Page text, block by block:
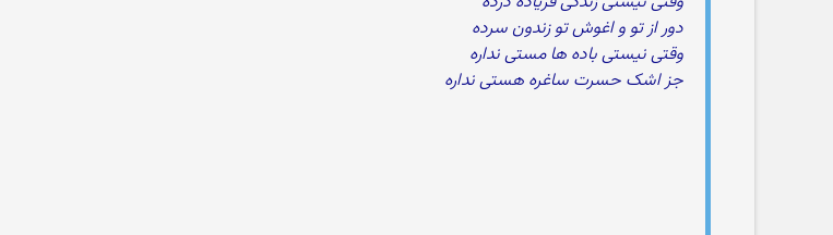
دور از تو و اغوش تو زندون سرده
وقتی نیستی باده ها مستی نداره
جز اشک حسرت ساغره هستی نداره